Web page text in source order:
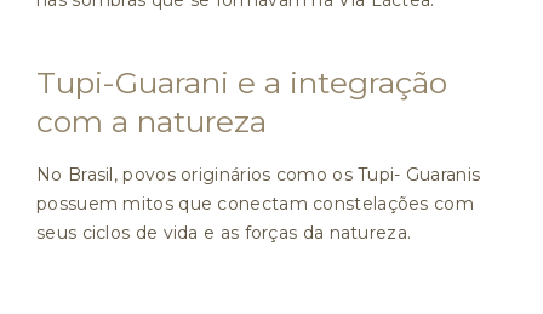
Tupi-Guarani e a integração
com a natureza
No Brasil, povos originários como os Tupi- Guaranis
possuem mitos que conectam constelações com
seus ciclos de vida e as forças da natureza.